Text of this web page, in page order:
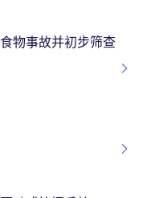
物事故并初步筛查